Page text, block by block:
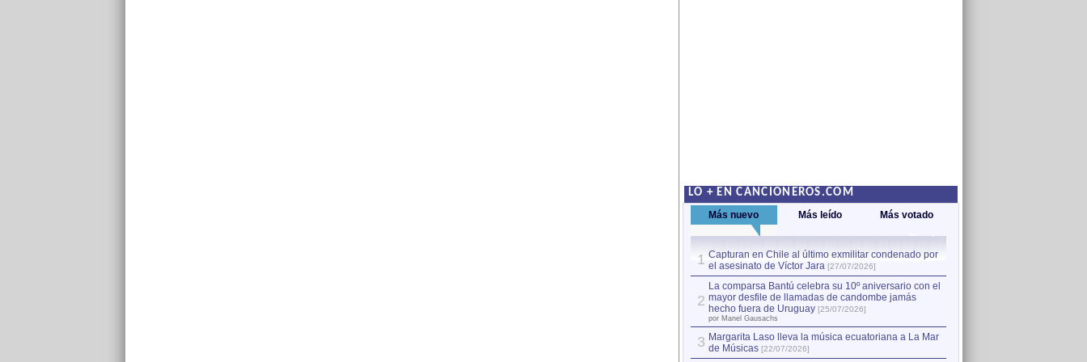
LO + EN CANCIONEROS.COM
Más nuevo Más leído Más votado
1 Capturan en Chile al último exmilitar condenado por
el asesinato de Víctor Jara [27/07/2026]
2
La comparsa Bantú celebra su 10º aniversario con el
mayor desfile de llamadas de candombe jamás
hecho fuera de Uruguay [25/07/2026]
por Manel Gausachs
3 Margarita Laso lleva la música ecuatoriana a La Mar
de Músicas [22/07/2026]